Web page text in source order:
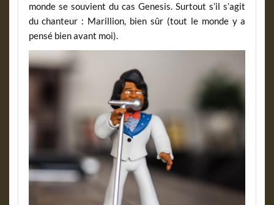
monde se souvient du cas Genesis. Surtout s’il s’agit
du chanteur : Marillion, bien sûr (tout le monde y a
pensé bien avant moi).